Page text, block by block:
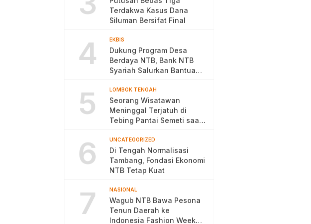
Terdakwa Kasus Dana
Siluman Bersifat Final
4 EKBIS
Dukung Program Desa
Berdaya NTB, Bank NTB
Syariah Salurkan Bantuan
5 LOMBOK TENGAH
Seorang Wisatawan
Meninggal Terjatuh di
Tebing Pantai Semeti saat
6 UNCATEGORIZED
Di Tengah Normalisasi
Tambang, Fondasi Ekonomi
NTB Tetap Kuat
7 NASIONAL
Wagub NTB Bawa Pesona
Tenun Daerah ke
Indonesia Fashion Week